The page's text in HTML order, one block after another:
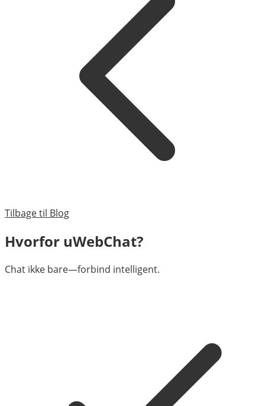
Tilbage til Blog
Hvorfor uWebChat?
Chat ikke bare—forbind intelligent.